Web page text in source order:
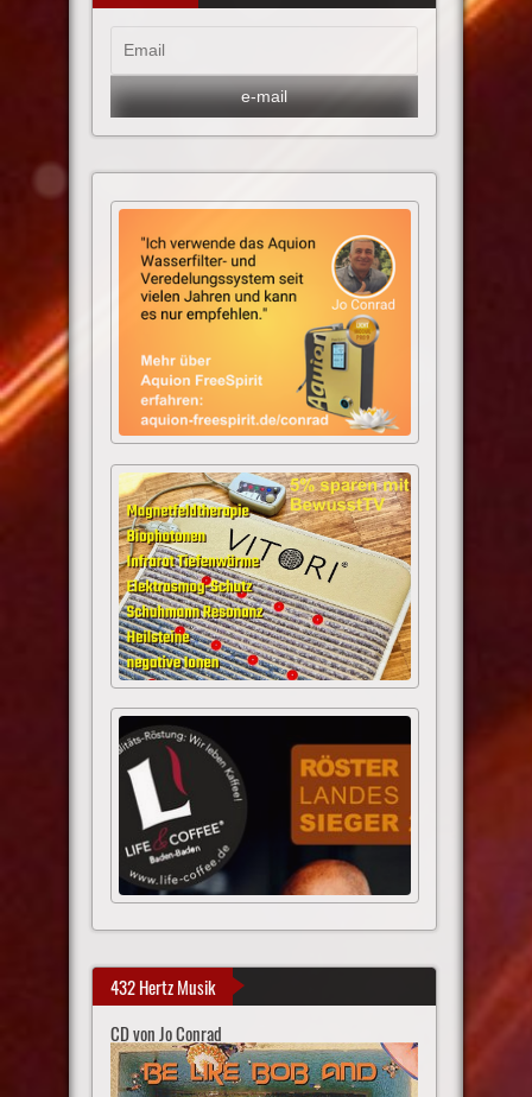
432 Hertz Musik
CD von Jo Conrad